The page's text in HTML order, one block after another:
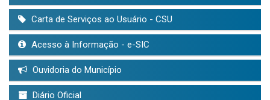
Carta de Serviços ao Usuário - CSU
Acesso à Informação - e-SIC
Ouvidoria do Município
Diário Oficial